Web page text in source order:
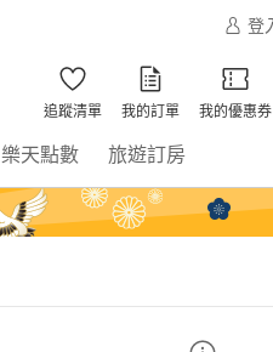
登
追蹤清單 我的訂單 我的優惠券
樂天點數 旅遊訂房